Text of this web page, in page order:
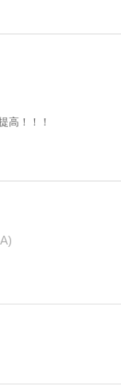
高！！！